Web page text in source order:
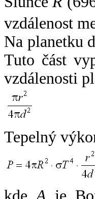
vzdálenost
Na planetku
Tuto část
vzdálenosti
Tepelný